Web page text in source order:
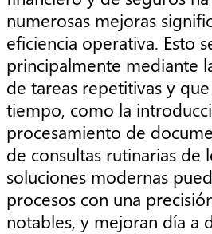
numerosas mejoras
eficiencia operativa. Esto
principalmente mediante
de tareas repetitivas y
tiempo, como la
procesamiento de
de consultas rutinarias de
soluciones modernas
procesos con una
notables, y mejoran día a